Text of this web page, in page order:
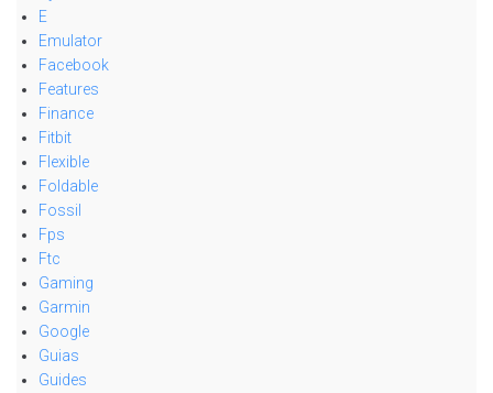
E
Emulator
Facebook
Features
Finance
Fitbit
Flexible
Foldable
Fossil
Fps
Ftc
Gaming
Garmin
Google
Guias
Guides